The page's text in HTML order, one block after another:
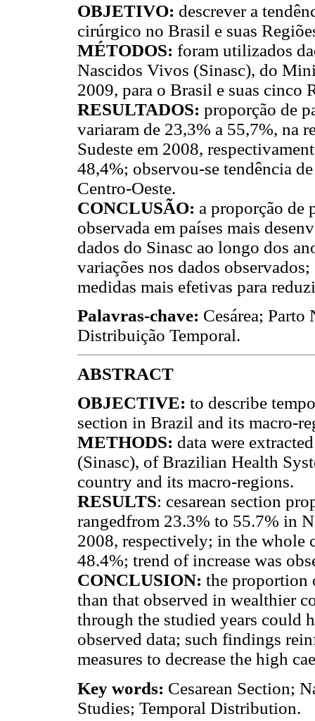
OBJETIVO: descrever a
cirúrgico no Brasil e suas
MÉTODOS: foram utilizados
Nascidos Vivos (Sinasc), do
2009, para o Brasil e suas cinco
RESULTADOS: proporção de
variaram de 23,3% a 55,7%, na
Sudeste em 2008,
48,4%; observou-se tendência
Centro-Oeste.
CONCLUSÃO: a proporção de
observada em países mais
dados do Sinasc ao longo dos
variações nos dados
medidas mais efetivas para
Palavras-chave: Cesárea;
Distribuição Temporal.
ABSTRACT
OBJECTIVE: to describe
section in Brazil and its macro-
METHODS: data were
(Sinasc), of Brazilian Health
country and its macro-regions.
RESULTS: cesarean section
rangedfrom 23.3% to 55.7% in
2008, respectively; in the whole
48.4%; trend of increase was
CONCLUSION: the proportion
than that observed in wealthier
through the studied years could
observed data; such findings
measures to decrease the high
Key words: Cesarean Section;
Studies; Temporal Distribution.